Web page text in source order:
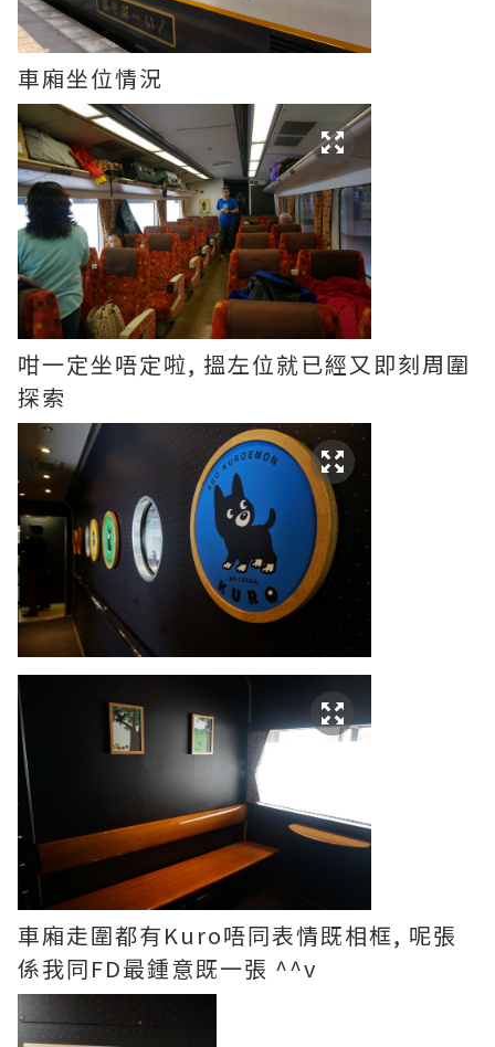
車廂坐位情況
咁一定坐唔定啦, 搵左位就已經又即刻周圍
探索
車廂走圍都有Kuro唔同表情既相框, 呢張
係我同FD最鍾意既一張 ^^v